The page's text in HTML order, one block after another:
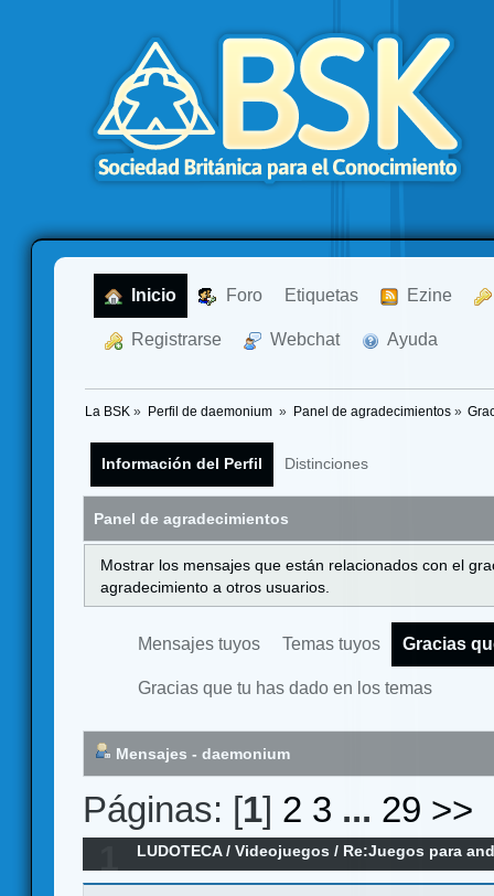
Inicio Foro Etiquetas Ezine
Registrarse Webchat Ayuda
La BSK » Perfil de daemonium » Panel de agradecimientos»
Información del Perfil Distinciones
Panel de agradecimientos
Mostrar los mensajes que están relacionados con el
agradecimiento a otros usuarios.
Mensajes tuyos Temas tuyos Gracias
Gracias que tu has dado en los temas
Mensajes - daemonium
Páginas: [1] 2 3 ... 29 >>
LUDOTECA/Videojuegos / Re:Juegos para